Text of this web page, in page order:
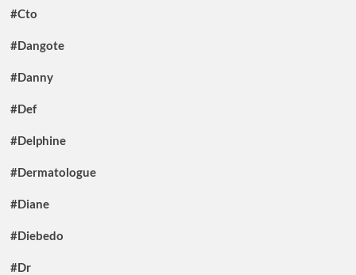
#Cto
#Dangote
#Danny
#Def
#Delphine
#Dermatologue
#Diane
#Diebedo
#Dr